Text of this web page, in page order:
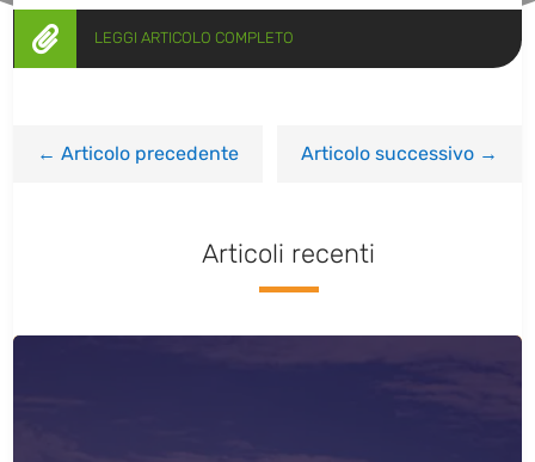
 LEGGI ARTICOLO COMPLETO
←Articolo precedente Articolo successivo→
Articoli recenti